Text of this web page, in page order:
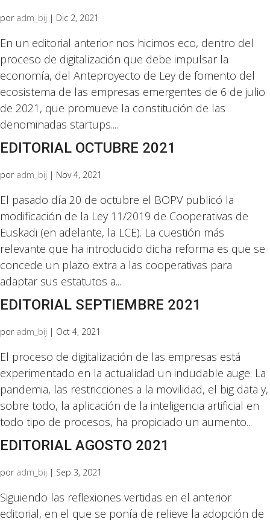
por adm_bij | Dic 2, 2021
En un editorial anterior nos hicimos eco, dentro del
proceso de digitalización que debe impulsar la
economía, del Anteproyecto de Ley de fomento del
ecosistema de las empresas emergentes de 6 de julio
de 2021, que promueve la constitución de las
denominadas startups....
EDITORIAL OCTUBRE 2021
por adm_bij | Nov 4, 2021
El pasado día 20 de octubre el BOPV publicó la
modificación de la Ley 11/2019 de Cooperativas de
Euskadi (en adelante, la LCE). La cuestión más
relevante que ha introducido dicha reforma es que se
concede un plazo extra a las cooperativas para
adaptar sus estatutos a...
EDITORIAL SEPTIEMBRE 2021
por adm_bij | Oct 4, 2021
El proceso de digitalización de las empresas está
experimentado en la actualidad un indudable auge. La
pandemia, las restricciones a la movilidad, el big data y,
sobre todo, la aplicación de la inteligencia artificial en
todo tipo de procesos, ha propiciado un aumento...
EDITORIAL AGOSTO 2021
por adm_bij | Sep 3, 2021
Siguiendo las reflexiones vertidas en el anterior
editorial, en el que se ponía de relieve la adopción de